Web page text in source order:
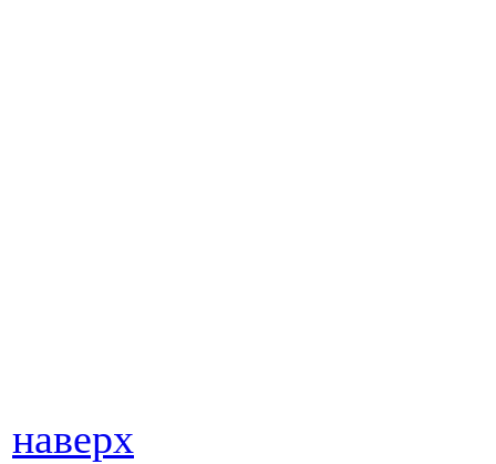
наверх